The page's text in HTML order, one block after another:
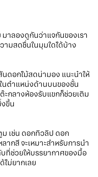
มาลองดูกันว่าแจกันของเรา
ามสดชื่นในมุมใดได้บ้าง
ดอกไม้สดน่ามอง แนะนำให้
นตำแหน่งด้านบนของชั้น
กลางห้องรับแขกก็ช่วยเติม
ขึ้น
เช่น ดอกทิวลิป ดอก
ากสี จะเหมาะสำหรับการนำ
ที่ช่วยให้บรรยากาศของมื้อ
ไม่ยากเลย